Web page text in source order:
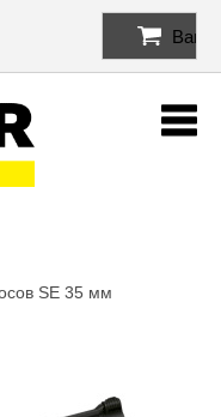
Ваша
SE 35 мм